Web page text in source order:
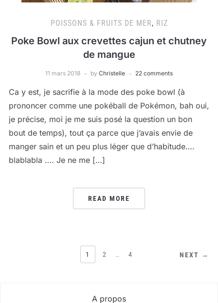
POISSONS & FRUITS DE MER, RIZ
Poke Bowl aux crevettes cajun et chutney
de mangue
11 mars 2018 by Christelle 22 comments
Ca y est, je sacrifie à la mode des poke bowl (à
prononcer comme une pokéball de Pokémon, bah oui,
je précise, moi je me suis posé la question un bon
bout de temps), tout ça parce que j’avais envie de
manger sain et un peu plus léger que d’habitude….
blablabla …. Je ne me […]
READ MORE
1 2 … 4 NEXT →
A propos